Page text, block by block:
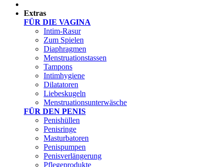
Extras
FÜR DIE VAGINA
Intim-Rasur
Zum Spielen
Diaphragmen
Menstruationstassen
Tampons
Intimhygiene
Dilatatoren
Liebeskugeln
Menstruationsunterwäsche
FÜR DEN PENIS
Penishüllen
Penisringe
Masturbatoren
Penispumpen
Penisverlängerung
Pflegeprodukte